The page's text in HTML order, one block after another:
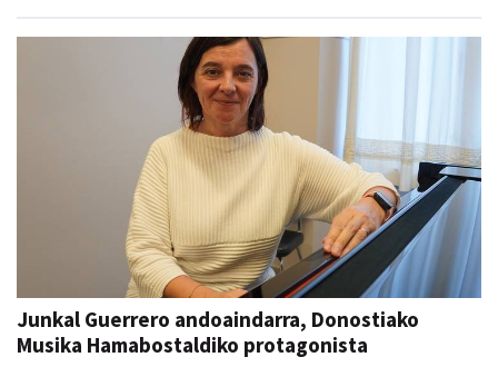
Junkal Guerrero andoaindarra, Donostiako
Musika Hamabostaldiko protagonista